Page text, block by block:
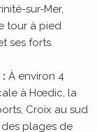
sur-Mer,
tour à pied
ses forts.
À environ 4
à Hœdic, la
Croix au sud
plages de